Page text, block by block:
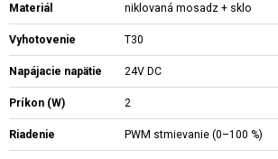
Materiál niklovaná mosadz + sklo
Vyhotovenie T30
Napájacie napätie 24V DC
Príkon (W) 2
Riadenie PWM stmievanie (0–100 %)